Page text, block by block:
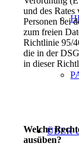
ÜBER
und des
Personen bei
zum freien
Richtlinie 95/
die in der
in dieser
Welche
ausüben?